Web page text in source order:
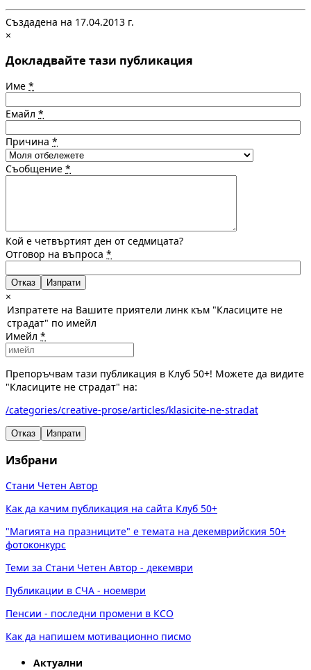
Създадена на 17.04.2013 г.
×
Докладвайте тази публикация
Име *
Емайл *
Причина *
Съобщение *
Кой е четвъртият ден от седмицата?
Отговор на въпроса *
Отказ
×
Изпратете на Вашите приятели линк към "Класиците не
страдат" по имейл
Имейл *
Препоръчвам тази публикация в Клуб 50+! Можете да видите
"Класиците не страдат" на:
/categories/creative-prose/articles/klasicite-ne-stradat
Отказ Изпрати
Избрани
Стани Четен Автор
Как да качим публикация на сайта Клуб 50+
"Магията на празниците" е темата на декемврийския 50+
фотоконкурс
Теми за Стани Четен Автор - декември
Публикации в СЧА - ноември
Пенсии - последни промени в КСО
Как да напишем мотивационно писмо
Актуални